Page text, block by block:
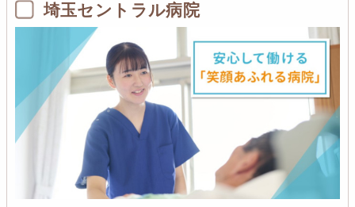
埼玉セントラル病院